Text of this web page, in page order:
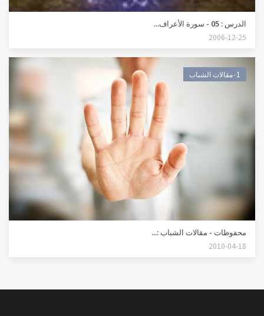
الدرس : 05 - سورة الأعراف...
2006-12-25
٠1مقالات الشباب
محفوظات - مقالات الشباب :...
2010-04-18